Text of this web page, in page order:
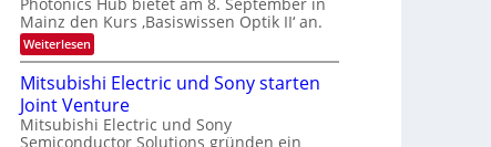
t
u
n
g
s
-
h
s
t
u
m
i
m
e
r
s
-
S
e
m
i
n
a
r
E
i
n
s
a
t
z
n
i
Mainz den Kurs ‚Basiswissen Optik II‘ an.
Weiterlesen:
O
p
t
i
k
-
Mitsubishi Electric und Sony starten
Joint Venture
Mitsubishi Electric und Sony
Semiconductor Solutions gründen ein